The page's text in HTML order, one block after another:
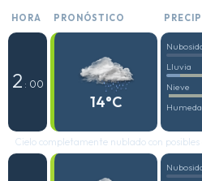
HORA PRONÓSTICO
2 : 00
14°C
Lluvia
Nieve
Cielo completamente nublado con posibles